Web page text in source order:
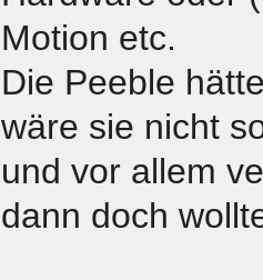
Motion etc.
Die Peeble
wäre sie nicht
und vor allem
dann doch